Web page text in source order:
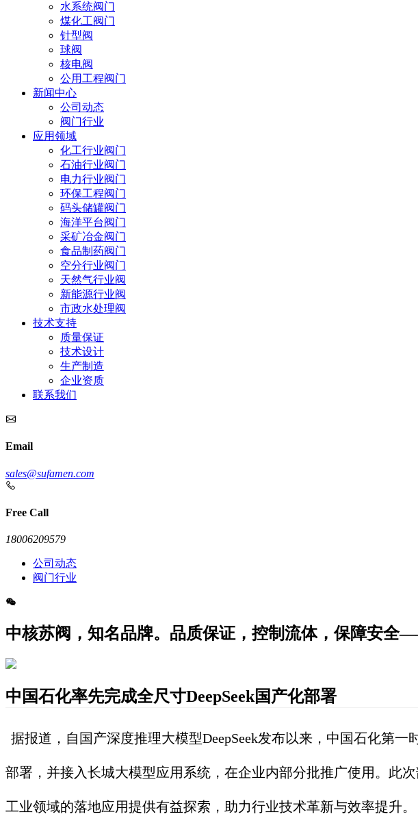
水系统阀门
煤化工阀门
针型阀
球阀
核电阀
公用工程阀门
新闻中心
公司动态
阀门行业
应用领域
化工行业阀门
石油行业阀门
电力行业阀门
环保工程阀门
码头储罐阀门
海洋平台阀门
采矿冶金阀门
食品制药阀门
空分行业阀门
天然气行业阀
新能源行业阀
市政水处理阀
技术支持
质量保证
技术设计
生产制造
企业资质
联系我们
Email
sales@sufamen.com
Free Call
18006209579
公司动态
阀门行业
中核苏阀，知名品牌。品质保证，控制流体，保障安全
中国石化率先完成全尺寸DeepSeek国产化部署
据报道，自国产深度推理大模型DeepSeek发布以来，中国石化第
部署，并接入长城大模型应用系统，在企业内部分批推广使用。此
工业领域的落地应用提供有益探索，助力行业技术革新与效率提升。